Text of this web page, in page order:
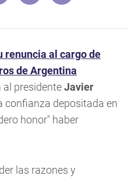
renuncia al cargo de
de Argentina
presidenteJavier
confianza depositada en
honor" haber
las razones y